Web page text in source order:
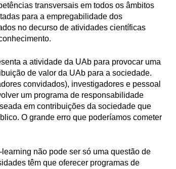
transversais em todos os âmbitos
para a empregabilidade dos
no decurso de atividades científicas
a atividade da UAb para provocar uma
de valor da UAb para a sociedade.
convidados), investigadores e pessoal
um programa de responsabilidade
em contribuições da sociedade que
O grande erro que poderíamos cometer
não pode ser só uma questão de
têm que oferecer programas de